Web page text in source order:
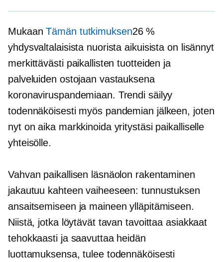
MukaanTämän tutkimuksen26 %
yhdysvaltalaisista nuorista aikuisista on lisännyt
merkittävästi paikallisten tuotteiden ja
palveluiden ostojaan vastauksena
koronaviruspandemiaan. Trendi säilyy
todennäköisesti myös pandemian jälkeen, joten
nyt on aika markkinoida yritystäsi paikalliselle
yhteisölle.
Vahvan paikallisen läsnäolon rakentaminen
jakautuu kahteen vaiheeseen: tunnustuksen
ansaitsemiseen ja maineen ylläpitämiseen.
Niistä, jotka löytävät tavan tavoittaa asiakkaat
tehokkaasti ja saavuttaa heidän
luottamuksensa, tulee todennäköisesti